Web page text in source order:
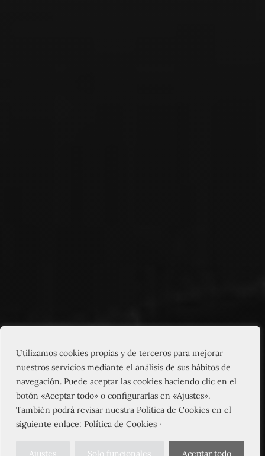
Utilizamos cookies propias y de terceros para mejorar
nuestros servicios mediante el análisis de sus hábitos de
navegación. Puede aceptar las cookies haciendo clic en el
botón «Aceptar todo» o configurarlas en «Ajustes».
También podrá revisar nuestra Política de Cookies en el
siguiente enlace: Política de Cookies ·
Ajustes Solo funcionales Aceptar todo